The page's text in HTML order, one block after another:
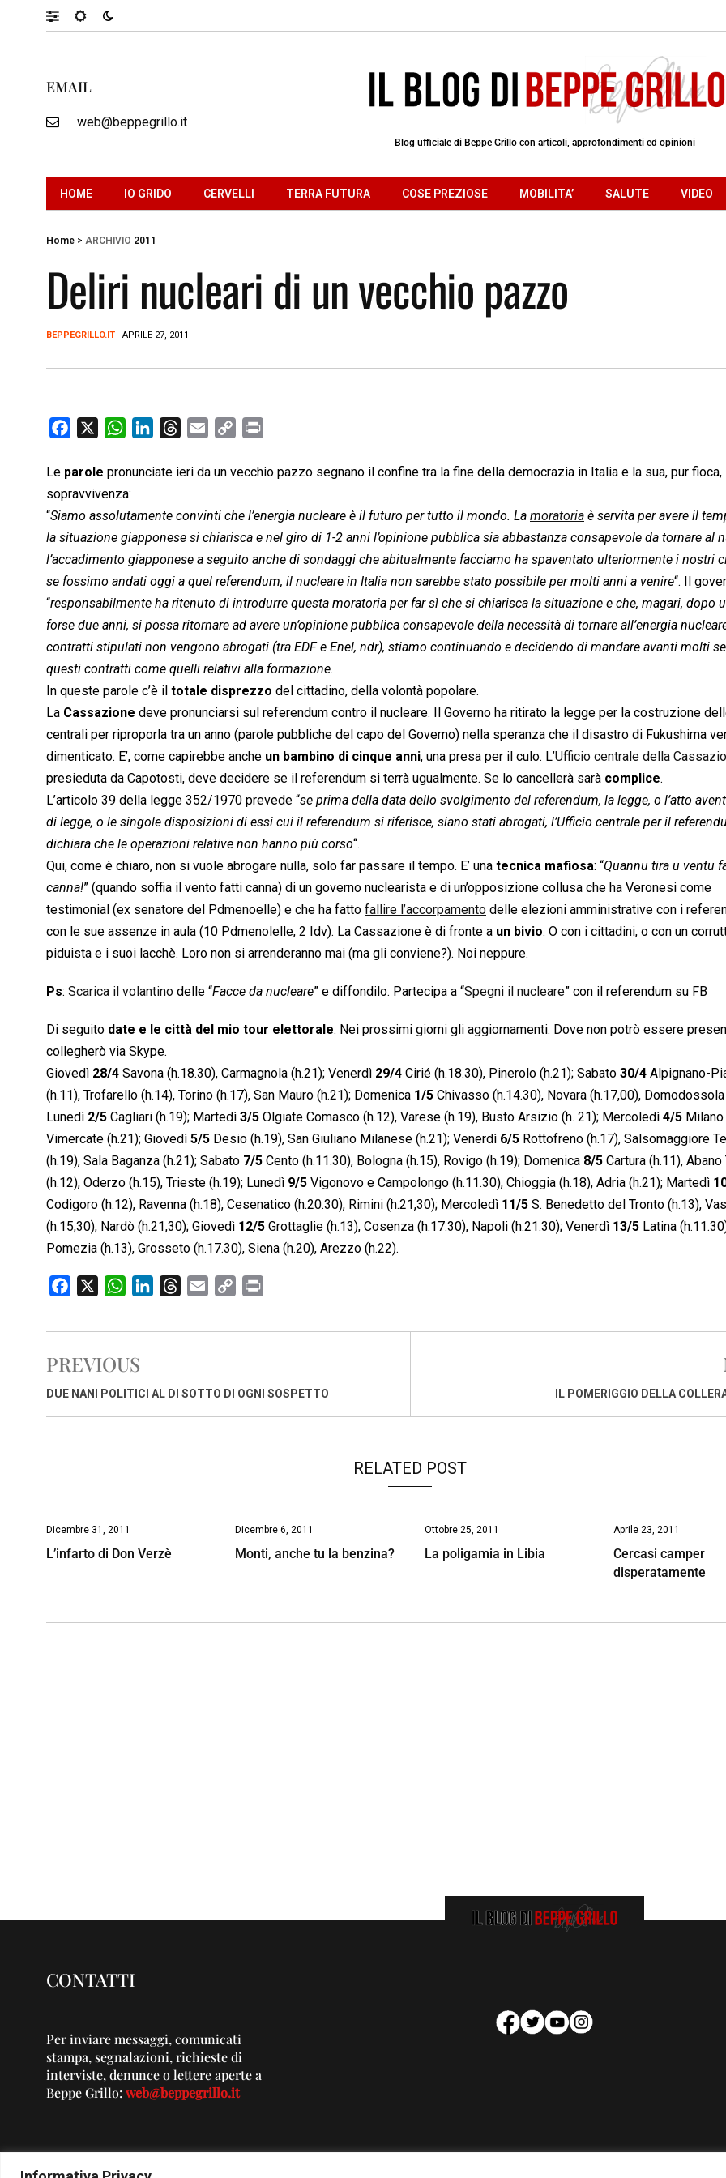
EMAIL
web@beppegrillo.it
Blog ufficiale di Beppe Grillo con articoli, approfondimenti ed opinioni
HOME IO GRIDO CERVELLI TERRA FUTURA COSE PREZIOSE MOBILITA’ SALUTE VIDEO
Home > ARCHIVIO 2011
Deliri nucleari di un vecchio pazzo
BEPPEGRILLO.IT - APRILE 27, 2011
c
e
b
o
o
k
W
a
t
s
A
p
p
n
e
d
I
n
r
a
d
s
a
l
p
L
i
n
k
i
t
Le parole pronunciate ieri da un vecchio pazzo segnano il confine tra la fine della democrazia in Italia e la sua, pur fioca,
sopravvivenza:
“Siamo assolutamente convinti che l’energia nucleare è il futuro per tutto il mondo. La moratoria è servita per avere il
la situazione giapponese si chiarisca e nel giro di 1-2 anni l’opinione pubblica sia abbastanza consapevole da tornare al
l’accadimento giapponese a seguito anche di sondaggi che abitualmente facciamo ha spaventato ulteriormente i nostri
se fossimo andati oggi a quel referendum, il nucleare in Italia non sarebbe stato possibile per molti anni a venire“. Il
“responsabilmente ha ritenuto di introdurre questa moratoria per far sì che si chiarisca la situazione e che, magari, dopo
forse due anni, si possa ritornare ad avere un’opinione pubblica consapevole della necessità di tornare all’energia
contratti stipulati non vengono abrogati (tra EDF e Enel, ndr), stiamo continuando e decidendo di mandare avanti molti
questi contratti come quelli relativi alla formazione.
In queste parole c’è il totale disprezzo del cittadino, della volontà popolare.
La Cassazione deve pronunciarsi sul referendum contro il nucleare. Il Governo ha ritirato la legge per la costruzione
centrali per riproporla tra un anno (parole pubbliche del capo del Governo) nella speranza che il disastro di Fukushima
dimenticato. E’, come capirebbe anche un bambino di cinque anni, una presa per il culo. L’Ufficio centrale della
presieduta da Capotosti, deve decidere se il referendum si terrà ugualmente. Se lo cancellerà sarà complice.
L’articolo 39 della legge 352/1970 prevede “se prima della data dello svolgimento del referendum, la legge, o l’atto
di legge, o le singole disposizioni di essi cui il referendum si riferisce, siano stati abrogati, l’Ufficio centrale per il
dichiara che le operazioni relative non hanno più corso“.
Qui, come è chiaro, non si vuole abrogare nulla, solo far passare il tempo. E’ una tecnica mafiosa: “Quannu tira u ventu
canna!” (quando soffia il vento fatti canna) di un governo nuclearista e di un’opposizione collusa che ha Veronesi come
testimonial (ex senatore del Pdmenoelle) e che ha fatto fallire l’accorpamento delle elezioni amministrative con i
con le sue assenze in aula (10 Pdmenolelle, 2 Idv). La Cassazione è di fronte a un bivio. O con i cittadini, o con un
piduista e i suoi lacchè. Loro non si arrenderanno mai (ma gli conviene?). Noi neppure.
Ps: Scarica il volantino delle “Facce da nucleare” e diffondilo. Partecipa a “Spegni il nucleare” con il referendum su FB
Di seguito date e le città del mio tour elettorale. Nei prossimi giorni gli aggiornamenti. Dove non potrò essere
collegherò via Skype.
Giovedì 28/4 Savona (h.18.30), Carmagnola (h.21); Venerdì 29/4 Cirié (h.18.30), Pinerolo (h.21); Sabato 30/4 Alpignano-
(h.11), Trofarello (h.14), Torino (h.17), San Mauro (h.21); Domenica 1/5 Chivasso (h.14.30), Novara (h.17,00), Domodossola
Lunedì 2/5 Cagliari (h.19); Martedì 3/5 Olgiate Comasco (h.12), Varese (h.19), Busto Arsizio (h. 21); Mercoledì 4/5 Milano
Vimercate (h.21); Giovedì 5/5 Desio (h.19), San Giuliano Milanese (h.21); Venerdì 6/5 Rottofreno (h.17), Salsomaggiore
(h.19), Sala Baganza (h.21); Sabato 7/5 Cento (h.11.30), Bologna (h.15), Rovigo (h.19); Domenica 8/5 Cartura (h.11), Abano
(h.12), Oderzo (h.15), Trieste (h.19); Lunedì 9/5 Vigonovo e Campolongo (h.11.30), Chioggia (h.18), Adria (h.21); Martedì
Codigoro (h.12), Ravenna (h.18), Cesenatico (h.20.30), Rimini (h.21,30); Mercoledì 11/5 S. Benedetto del Tronto (h.13),
(h.15,30), Nardò (h.21,30); Giovedì 12/5 Grottaglie (h.13), Cosenza (h.17.30), Napoli (h.21.30); Venerdì 13/5 Latina
Pomezia (h.13), Grosseto (h.17.30), Siena (h.20), Arezzo (h.22).
c
b
o
W
a
s
A
n
d
r
d
a
p
i
i
PREVIOUS
DUE NANI POLITICI AL DI SOTTO DI OGNI SOSPETTO IL POMERIGGIO DELLA
RELATED POST
Dicembre 31, 2011
L’infarto di Don Verzè
Dicembre 6, 2011
Monti, anche tu la benzina?
Ottobre 25, 2011
La poligamia in Libia
Aprile 23, 2011
Cercasi camper
disperatamente
CONTATTI
Per inviare messaggi, comunicati
stampa, segnalazioni, richieste di
interviste, denunce o lettere aperte a
Beppe Grillo:web@beppegrillo.it